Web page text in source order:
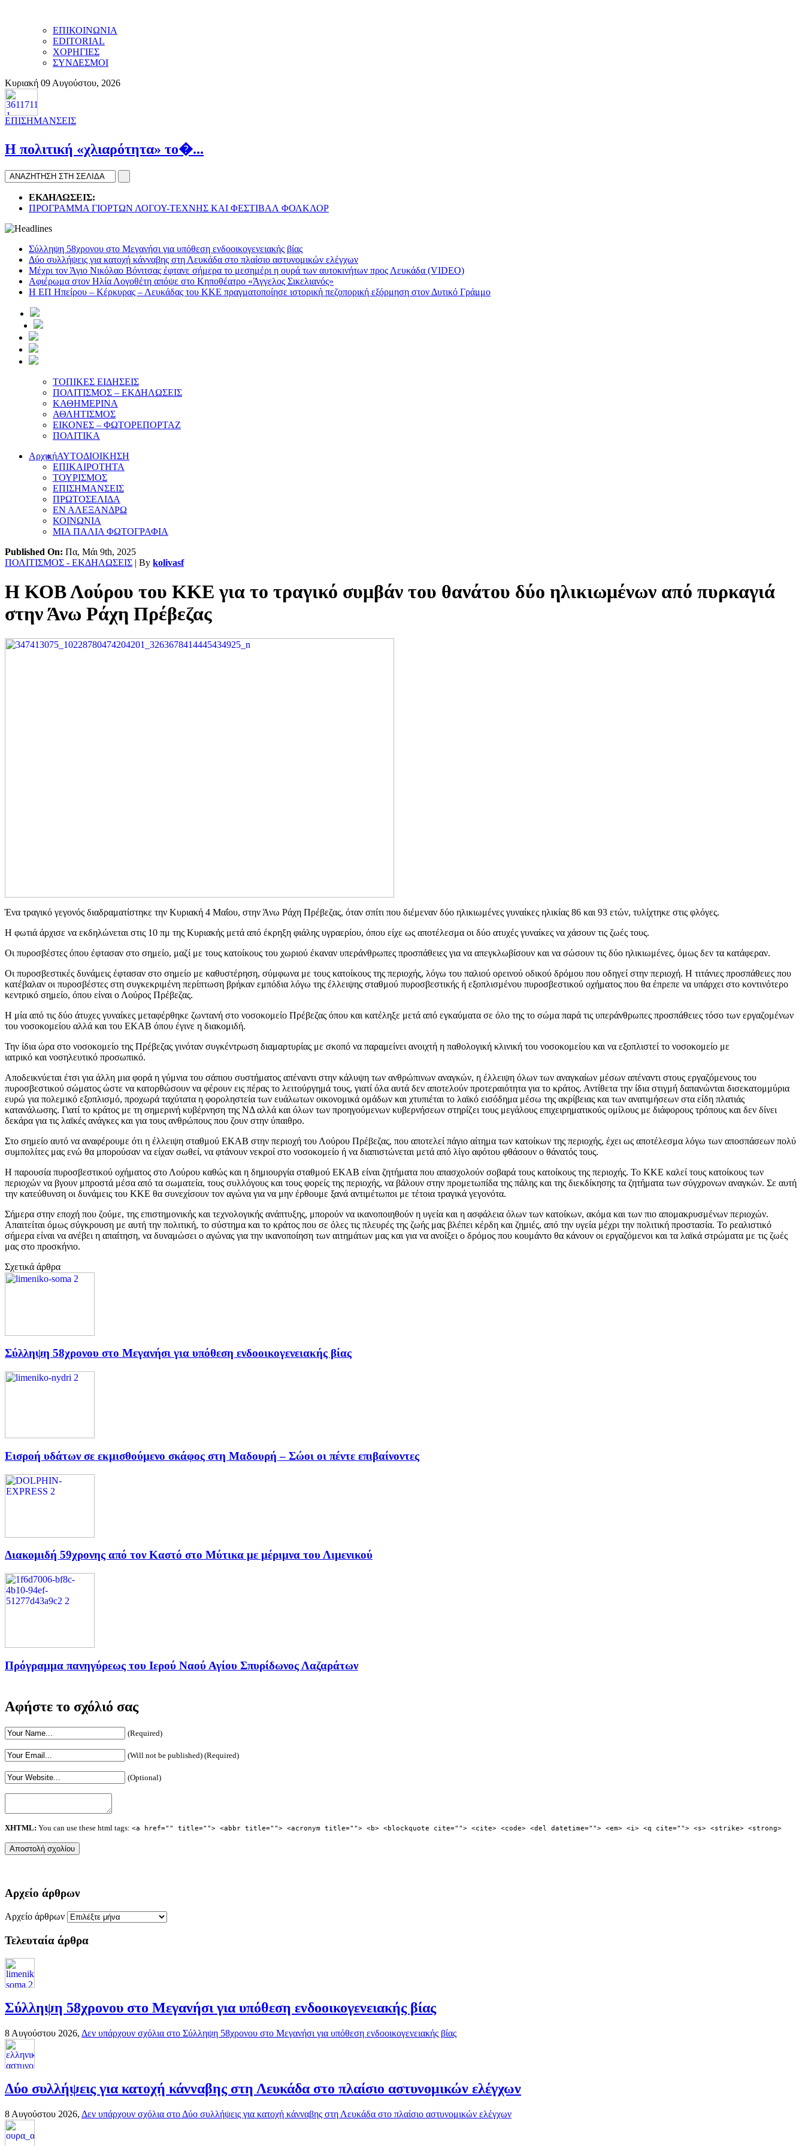
ΕΠΙΚΟΙΝΩΝΙΑ
EDITORIAL
ΧΟΡΗΓΙΕΣ
ΣΥΝΔΕΣΜΟΙ
Κυριακή 09 Αυγούστου, 2026
ΕΠΙΣΗΜΑΝΣΕΙΣ
H πολιτική «χλιαρότητα» το�...
ΕΚΔΗΛΩΣΕΙΣ:
ΠΡΟΓΡΑΜΜΑ ΓΙΟΡΤΩΝ ΛΟΓΟΥ-ΤΕΧΝΗΣ ΚΑΙ ΦΕΣΤΙΒΑΛ ΦΟΛΚΛΟΡ
Σύλληψη 58χρονου στο Μεγανήσι για υπόθεση ενδοοικογενειακής βίας
Δύο συλλήψεις για κατοχή κάνναβης στη Λευκάδα στο πλαίσιο αστυνομικών ελέγχων
Mέχρι τον Άγιο Νικόλαο Βόνιτσας έφτανε σήμερα το μεσημέρι η ουρά των αυτοκινήτων προς Λευκάδα (VIDEO)
Αφιέρωμα στον Ηλία Λογοθέτη απόψε στο Κηποθέατρο «Άγγελος Σικελιανός»
Η ΕΠ Ηπείρου – Κέρκυρας – Λευκάδας του ΚΚΕ πραγματοποίησε ιστορική πεζοπορική εξόρμηση στον Δυτικό Γράμμο
ΤΟΠΙΚΕΣ ΕΙΔΗΣΕΙΣ
ΠΟΛΙΤΙΣΜΟΣ – ΕΚΔΗΛΩΣΕΙΣ
ΚΑΘΗΜΕΡΙΝΑ
ΑΘΛΗΤΙΣΜΟΣ
ΕΙΚΟΝΕΣ – ΦΩΤΟΡΕΠΟΡΤΑΖ
ΠΟΛΙΤΙΚΑ
ΑρχικήΑΥΤΟΔΙΟΙΚΗΣΗ
ΕΠΙΚΑΙΡΟΤΗΤΑ
ΤΟΥΡΙΣΜΟΣ
ΕΠΙΣΗΜΑΝΣΕΙΣ
ΠΡΩΤΟΣΕΛΙΔΑ
ΕΝ ΑΛΕΞΑΝΔΡΩ
ΚΟΙΝΩΝΙΑ
ΜΙΑ ΠΑΛΙΑ ΦΩΤΟΓΡΑΦΙΑ
Published On: Πα, Μάι 9th, 2025
ΠΟΛΙΤΙΣΜΟΣ - ΕΚΔΗΛΩΣΕΙΣ | By kolivasf
Η ΚΟΒ Λούρου του ΚΚΕ για το τραγικό συμβάν του θανάτου δύο ηλικιωμένων από πυρκαγιά
στην Άνω Ράχη Πρέβεζας
Ένα τραγικό γεγονός διαδραματίστηκε την Κυριακή 4 Μαΐου, στην Άνω Ράχη Πρέβεζας, όταν σπίτι που διέμεναν δύο ηλικιωμένες γυναίκες ηλικίας 86 και 93 ετών, τυλίχτηκε στις φλόγες.
Η φωτιά άρχισε να εκδηλώνεται στις 10 πμ της Κυριακής μετά από έκρηξη φιάλης υγραερίου, όπου είχε ως αποτέλεσμα οι δύο ατυχές γυναίκες να χάσουν τις ζωές τους.
Οι πυροσβέστες όπου έφτασαν στο σημείο, μαζί με τους κατοίκους του χωριού έκαναν υπεράνθρωπες προσπάθειες για να απεγκλωβίσουν και να σώσουν τις δύο ηλικιωμένες, όμως δεν τα κατάφεραν.
Οι πυροσβεστικές δυνάμεις έφτασαν στο σημείο με καθυστέρηση, σύμφωνα με τους κατοίκους της περιοχής, λόγω του παλιού ορεινού οδικού δρόμου που οδηγεί στην περιοχή. Η τιτάνιες προσπάθειες που
κατέβαλαν οι πυροσβέστες στη συγκεκριμένη περίπτωση βρήκαν εμπόδια λόγω της έλλειψης σταθμού πυροσβεστικής ή εξοπλισμένου πυροσβεστικού οχήματος που θα έπρεπε να υπάρχει στο κοντινότερο
κεντρικό σημείο, όπου είναι ο Λούρος Πρέβεζας.
Η μία από τις δύο άτυχες γυναίκες μεταφέρθηκε ζωντανή στο νοσοκομείο Πρέβεζας όπου και κατέληξε μετά από εγκαύματα σε όλο της το σώμα παρά τις υπεράνθρωπες προσπάθειες τόσο των εργαζομένων
του νοσοκομείου αλλά και του ΕΚΑΒ όπου έγινε η διακομιδή.
Την ίδια ώρα στο νοσοκομείο της Πρέβεζας γινόταν συγκέντρωση διαμαρτυρίας με σκοπό να παραμείνει ανοιχτή η παθολογική κλινική του νοσοκομείου και να εξοπλιστεί το νοσοκομείο με
ιατρικό και νοσηλευτικό προσωπικό.
Αποδεικνύεται έτσι για άλλη μια φορά η γύμνια του σάπιου συστήματος απέναντι στην κάλυψη των ανθρώπινων αναγκών, η έλλειψη όλων των αναγκαίων μέσων απέναντι στους εργαζόμενους του
πυροσβεστικού σώματος ώστε να κατορθώσουν να φέρουν εις πέρας το λειτούργημά τους, γιατί όλα αυτά δεν αποτελούν προτεραιότητα για το κράτος. Αντίθετα την ίδια στιγμή δαπανώνται δισεκατομμύρια
ευρώ για πολεμικό εξοπλισμό, προχωρά ταχύτατα η φοροληστεία των ευάλωτων οικονομικά ομάδων και χτυπιέται το λαϊκό εισόδημα μέσω της ακρίβειας και των ανατιμήσεων στα είδη πλατιάς
κατανάλωσης. Γιατί το κράτος με τη σημερινή κυβέρνηση της ΝΔ αλλά και όλων των προηγούμενων κυβερνήσεων στηρίζει τους μεγάλους επιχειρηματικούς ομίλους με διάφορους τρόπους και δεν δίνει
δεκάρα για τις λαϊκές ανάγκες και για τους ανθρώπους που ζουν στην ύπαιθρο.
Στο σημείο αυτό να αναφέρουμε ότι η έλλειψη σταθμού ΕΚΑΒ στην περιοχή του Λούρου Πρέβεζας, που αποτελεί πάγιο αίτημα των κατοίκων της περιοχής, έχει ως αποτέλεσμα λόγω των αποσπάσεων πολύ
συμπολίτες μας ενώ θα μπορούσαν να είχαν σωθεί, να φτάνουν νεκροί στο νοσοκομείο ή να διαπιστώνεται μετά από λίγο αφότου φθάσουν ο θάνατός τους.
Η παρουσία πυροσβεστικού οχήματος στο Λούρου καθώς και η δημιουργία σταθμού ΕΚΑΒ είναι ζητήματα που απασχολούν σοβαρά τους κατοίκους της περιοχής. Το ΚΚΕ καλεί τους κατοίκους των
περιοχών να βγουν μπροστά μέσα από τα σωματεία, τους συλλόγους και τους φορείς της περιοχής, να βάλουν στην προμετωπίδα της πάλης και της διεκδίκησης τα ζητήματα των σύγχρονων αναγκών. Σε αυτή
την κατεύθυνση οι δυνάμεις του ΚΚΕ θα συνεχίσουν τον αγώνα για να μην έρθουμε ξανά αντιμέτωποι με τέτοια τραγικά γεγονότα.
Σήμερα στην εποχή που ζούμε, της επιστημονικής και τεχνολογικής ανάπτυξης, μπορούν να ικανοποιηθούν η υγεία και η ασφάλεια όλων των κατοίκων, ακόμα και των πιο απομακρυσμένων περιοχών.
Απαιτείται όμως σύγκρουση με αυτή την πολιτική, το σύστημα και το κράτος που σε όλες τις πλευρές της ζωής μας βλέπει κέρδη και ζημιές, από την υγεία μέχρι την πολιτική προστασία. Το ρεαλιστικό
σήμερα είναι να ανέβει η απαίτηση, να δυναμώσει ο αγώνας για την ικανοποίηση των αιτημάτων μας και για να ανοίξει ο δρόμος που κουμάντο θα κάνουν οι εργαζόμενοι και τα λαϊκά στρώματα με τις ζωές
μας στο προσκήνιο.
Σχετικά άρθρα
Σύλληψη 58χρονου στο Μεγανήσι για υπόθεση ενδοοικογενειακής βίας
Εισροή υδάτων σε εκμισθούμενο σκάφος στη Μαδουρή – Σώοι οι πέντε επιβαίνοντες
Διακομιδή 59χρονης από τον Καστό στο Μύτικα με μέριμνα του Λιμενικού
Πρόγραμμα πανηγύρεως του Ιερού Ναού Αγίου Σπυρίδωνος Λαζαράτων
Αφήστε το σχόλιό σας
(Required)
(Will not be published) (Required)
(Optional)
XHTML: You can use these html tags: <a href="" title=""> <abbr title=""> <acronym title=""> <b> <blockquote cite=""> <cite> <code> <del datetime=""> <em> <i> <q cite=""> <s> <strike> <strong>
Αρχείο άρθρων
Αρχείο άρθρων
Τελευταία άρθρα
Σύλληψη 58χρονου στο Μεγανήσι για υπόθεση ενδοοικογενειακής βίας
8 Αυγούστου 2026, Δεν υπάρχουν σχόλια στο Σύλληψη 58χρονου στο Μεγανήσι για υπόθεση ενδοοικογενειακής βίας
Δύο συλλήψεις για κατοχή κάνναβης στη Λευκάδα στο πλαίσιο αστυνομικών ελέγχων
8 Αυγούστου 2026, Δεν υπάρχουν σχόλια στο Δύο συλλήψεις για κατοχή κάνναβης στη Λευκάδα στο πλαίσιο αστυνομικών ελέγχων